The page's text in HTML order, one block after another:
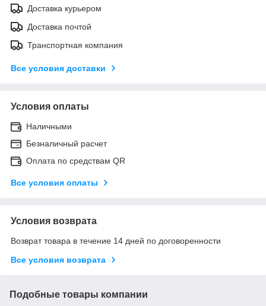
Доставка курьером
Доставка почтой
Транспортная компания
Все условия доставки
Условия оплаты
Наличными
Безналичный расчет
Оплата по средствам QR
Все условия оплаты
Условия возврата
Возврат товара в течение 14 дней по договоренности
Все условия возврата
Подобные товары компании